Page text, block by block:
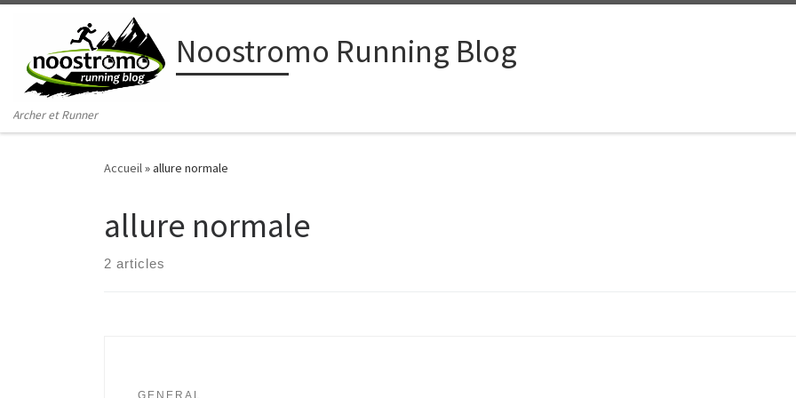
Passer au contenu
Noostromo Running Blog
Archer et Runner
Accueil»allure normale
allure normale
2 articles
GENERAL